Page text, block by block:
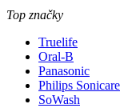
Top značky
Truelife
Oral-B
Panasonic
Philips Sonicare
SoWash